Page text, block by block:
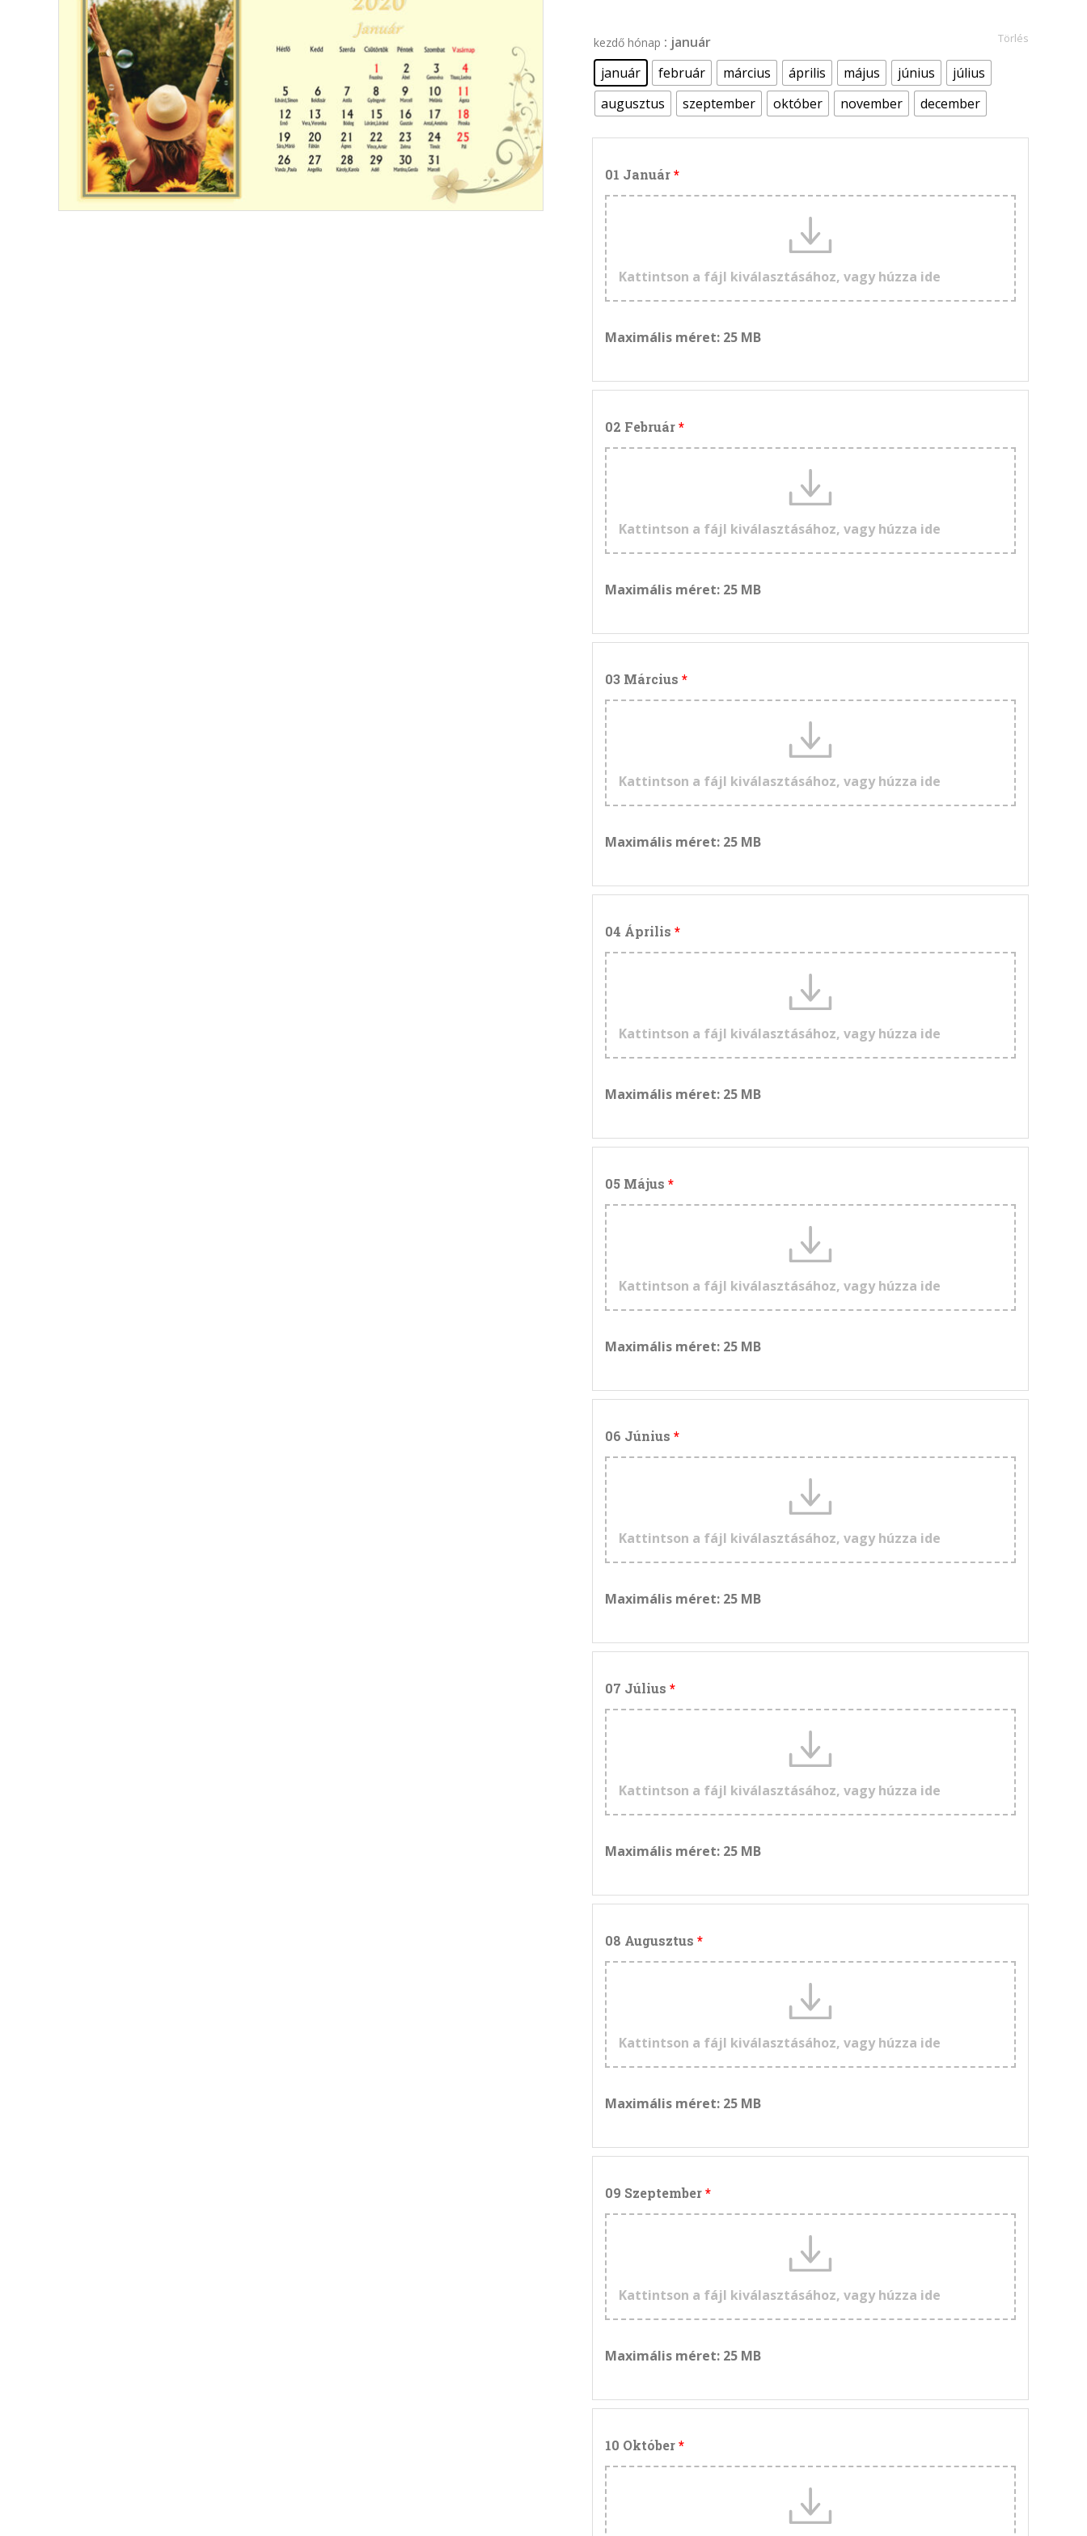
kezdő hónap : január
január
február március április május június
július
augusztus
szeptember október november december
Törlés
01 Január
Kattintson a fájl kiválasztásához, vagy húzza ide
Maximális méret: 25 MB
02 Február
Kattintson a fájl kiválasztásához, vagy húzza ide
Maximális méret: 25 MB
03 Március
Kattintson a fájl kiválasztásához, vagy húzza ide
Maximális méret: 25 MB
04 Április
Kattintson a fájl kiválasztásához, vagy húzza ide
Maximális méret: 25 MB
05 Május
Kattintson a fájl kiválasztásához, vagy húzza ide
Maximális méret: 25 MB
06 Június
Kattintson a fájl kiválasztásához, vagy húzza ide
Maximális méret: 25 MB
07 Július
Kattintson a fájl kiválasztásához, vagy húzza ide
Maximális méret: 25 MB
08 Augusztus
Kattintson a fájl kiválasztásához, vagy húzza ide
Maximális méret: 25 MB
09 Szeptember
Kattintson a fájl kiválasztásához, vagy húzza ide
Maximális méret: 25 MB
10 Október